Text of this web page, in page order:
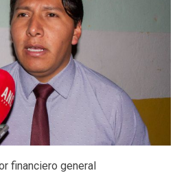
financiero general